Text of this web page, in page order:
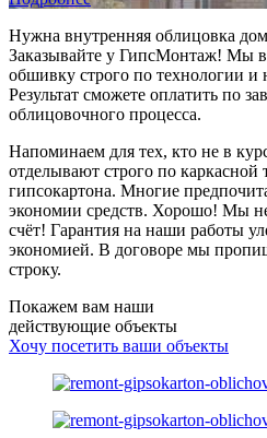
Нужна внутренняя облицовка
Заказывайте у ГипсМонтаж! Мы
обшивку строго по технологии и
Результат сможете оплатить по
облицовочного процесса.
Напоминаем для тех, кто не в
отделывают строго по каркасной
гипсокартона. Многие
экономии средств. Хорошо! Мы
счёт! Гарантия на наши работы
экономией. В договоре мы
строку.
Покажем вам наши
действующие объекты
Хочу посетить ваши объекты